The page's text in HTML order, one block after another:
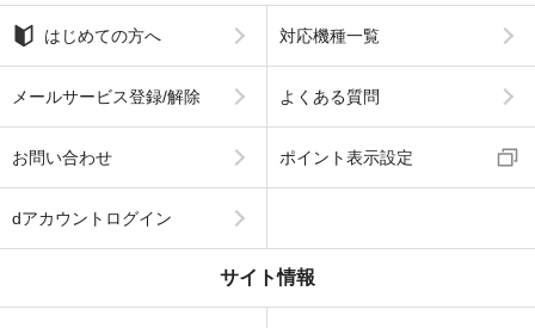
はじめての方へ 対応機種一覧
メールサービス登録/解除 よくある質問
お問い合わせ ポイント表示設定
dアカウントログイン
サイト情報